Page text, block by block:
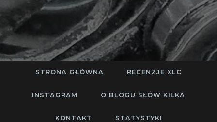
STRONA GŁÓWNA RECENZJE XLC
INSTAGRAM O BLOGU SŁÓW KILKA
KONTAKT STATYSTYKI